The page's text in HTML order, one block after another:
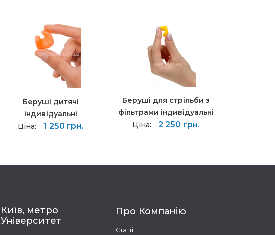
Беруші дитячі
індивідуальні
Ціна:
1 250 грн.
Беруші для стрільби з
фільтрами індивідуальні
Ціна:
2 250 грн.
Київ, метро
Університет
Про Компанію
Статті